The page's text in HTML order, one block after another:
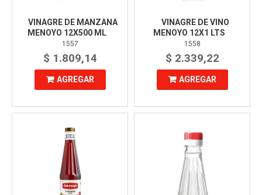
VINAGRE DE MANZANA
MENOYO 12X500 ML
1557
$ 1.809,14
AGREGAR
VINAGRE DE VINO
MENOYO 12X1 LTS
1558
$ 2.339,22
AGREGAR